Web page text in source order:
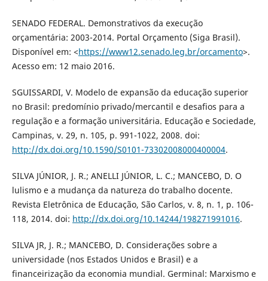
SENADO FEDERAL. Demonstrativos da execução
orçamentária: 2003-2014. Portal Orçamento (Siga Brasil).
Disponível em: <https://www12.senado.leg.br/orcamento>.
Acesso em: 12 maio 2016.
SGUISSARDI, V. Modelo de expansão da educação superior
no Brasil: predomínio privado/mercantil e desafios para a
regulação e a formação universitária. Educação e Sociedade,
Campinas, v. 29, n. 105, p. 991-1022, 2008. doi:
http://dx.doi.org/10.1590/S0101-73302008000400004.
SILVA JÚNIOR, J. R.; ANELLI JÚNIOR, L. C.; MANCEBO, D. O
lulismo e a mudança da natureza do trabalho docente.
Revista Eletrônica de Educação, São Carlos, v. 8, n. 1, p. 106-
118, 2014. doi: http://dx.doi.org/10.14244/198271991016.
SILVA JR, J. R.; MANCEBO, D. Considerações sobre a
universidade (nos Estados Unidos e Brasil) e a
financeirização da economia mundial. Germinal: Marxismo e